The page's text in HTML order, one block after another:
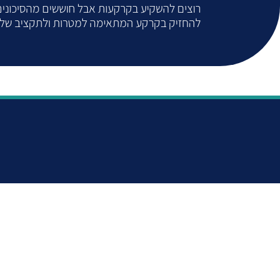
רוצים להשקיע בקרקעות אבל חוששים
להחזיק בקרקע המתאימה למטרות ולתקציב שלכם. מספר המקומות